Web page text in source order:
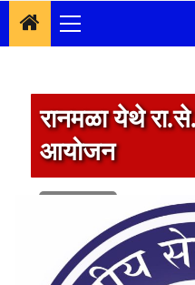
Primary
Menu
रानमळा येथे
आयोजन